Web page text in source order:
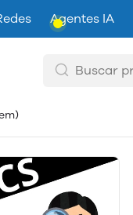
Agentes IA